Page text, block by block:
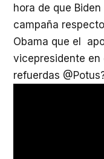
hora de que
campaña
Obama que el
vicepresidente en
refuerdas